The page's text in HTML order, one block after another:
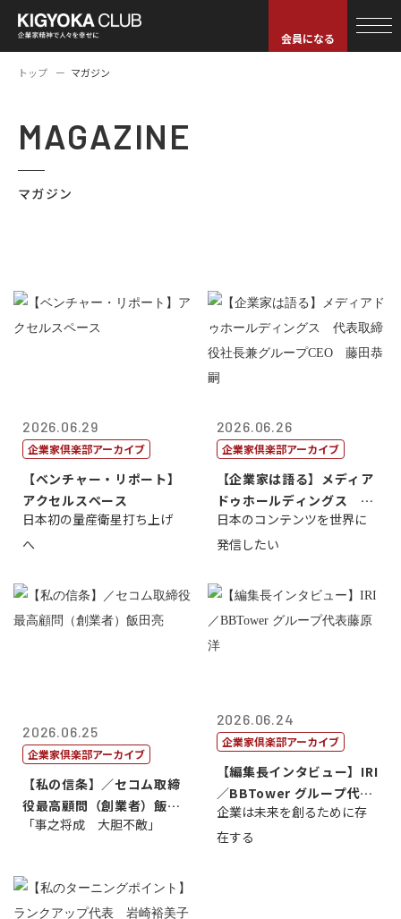
会員になる
トップ マガジン
MAGAZINE
マガジン
2026.06.29
企業家倶楽部アーカイブ
【ベンチャー・リポート】
アクセルスペース
日本初の量産衛星打ち上げ
へ
2026.06.26
企業家倶楽部アーカイブ
【企業家は語る】メディア
ドゥホールディングス 代
表取締役社長...
日本のコンテンツを世界に
発信したい
2026.06.25
企業家倶楽部アーカイブ
【私の信条】／セコム取締
役最高顧問（創業者）飯田
亮
「事之将成 大胆不敵」
2026.06.24
企業家倶楽部アーカイブ
【編集長インタビュー】IRI
／BBTower グループ代表
藤...
企業は未来を創るために存
在する